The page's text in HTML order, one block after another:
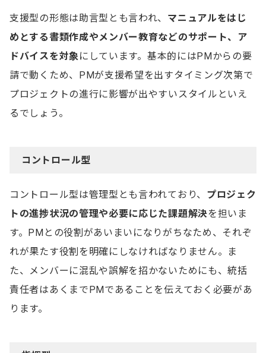
支援型の形態は助言型とも言われ、 マニュアルをはじ
めとする書類作成やメンバー教育などのサポート、ア
ドバイスを対象にしています。基本的にはPMからの要
請で動くため、PMが支援希望を出すタイミング次第で
プロジェクトの進行に影響が出やすいスタイルといえ
るでしょう。
コントロール型
コントロール型は管理型とも言われており、 プロジェク
トの進捗状況の管理や必要に応じた課題解決を担いま
す。PMとの役割があいまいになりがちなため、それぞ
れが果たす役割を明確にしなければなりません。ま
た、メンバーに混乱や誤解を招かないためにも、統括
責任者はあくまでPMであることを伝えておく必要があ
ります。